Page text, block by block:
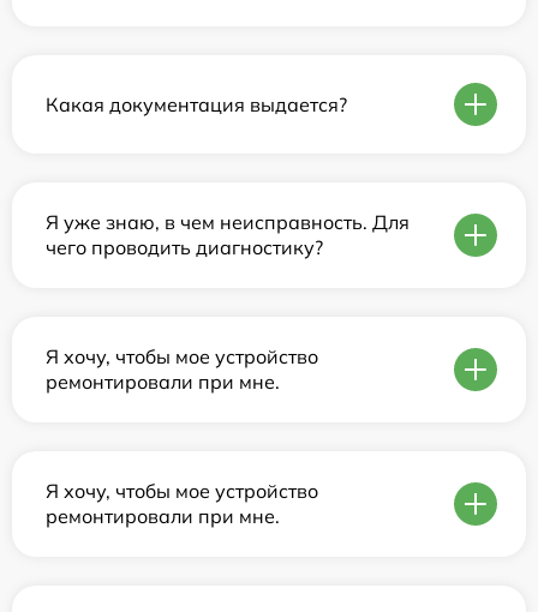
Какая документация выдается?
Я уже знаю, в чем неисправность. Для
чего проводить диагностику?
Я хочу, чтобы мое устройство
ремонтировали при мне.
Я хочу, чтобы мое устройство
ремонтировали при мне.